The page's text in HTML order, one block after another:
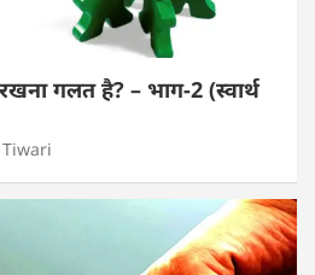
गलत है? – भाग-2 (स्वार्थ